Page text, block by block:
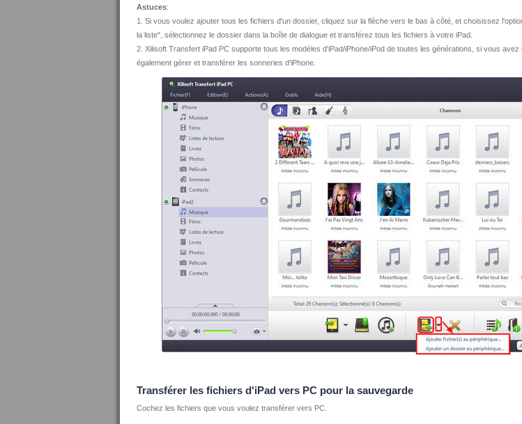
Astuces:
1. Si vous voulez ajouter tous les fichiers d'un dossier, cliquez sur la flèche vers le bas à côté, et choisissez
la liste", sélectionnez le dossier dans la boîte de dialogue et transférez tous les fichiers à votre iPad.
2. Xilisoft Transfert iPad PC supporte tous les modèles d'iPad/iPhone/iPod de toutes les générations, si vous
également gérer et transférer les sonneries d'iPhone.
Transférer les fichiers d'iPad vers PC pour la sauvegarde
Cochez les fichiers que vous voulez transférer vers PC.